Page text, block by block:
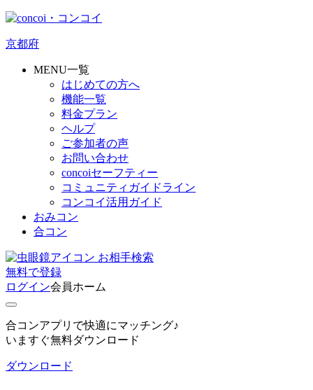
京都府
MENU一覧
はじめての方へ
機能一覧
料金プラン
ヘルプ
ご参加者の声
お問い合わせ
concoiセーフティー
コミュニティガイドライン
コンコイ活用ガイド
おみコン
合コン
お相手検索
無料で登録
ログイン会員ホーム
合コンアプリで快適にマッチング♪
いますぐ無料ダウンロード
ダウンロード